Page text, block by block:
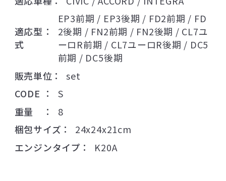
適応型
式
EP3前期 / EP3後期 / FD2前期 / FD
2後期 / FN2前期 / FN2後期 / CL7ユ
ーロR前期 / CL7ユーロR後期 / DC5
前期 / DC5後期
販売単位
set
CODE
S
重量
8
梱包サイズ
24x24x21cm
エンジンタイプ
K20A